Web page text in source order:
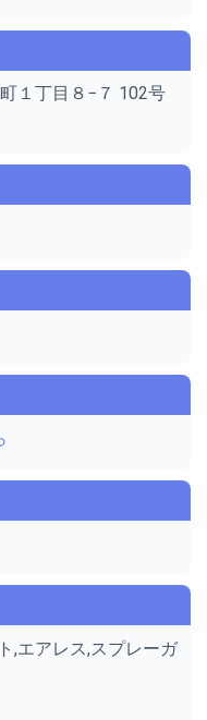
１丁目８−７ 102号
,エアレス,スプレーガ